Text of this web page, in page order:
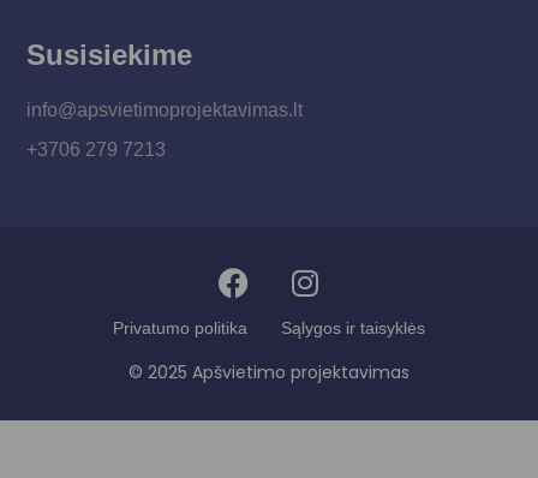
Susisiekime
info@apsvietimoprojektavimas.lt
+3706 279 7213
Privatumo politika Sąlygos ir taisyklės
© 2025 Apšvietimo projektavimas